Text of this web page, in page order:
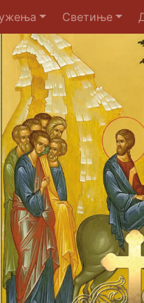
Светиње